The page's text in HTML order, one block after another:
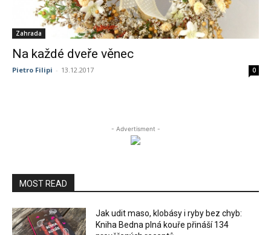
Zahrada
Na každé dveře věnec
Pietro Filipi - 13.12.2017 0
- Advertisment -
MOST READ
Jak udit maso, klobásy i ryby bez chyb:
Kniha Bedna plná kouře přináší 134